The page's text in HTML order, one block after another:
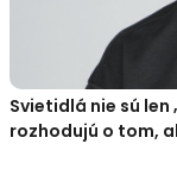
Svietidlá nie sú
rozhodujú o tom,